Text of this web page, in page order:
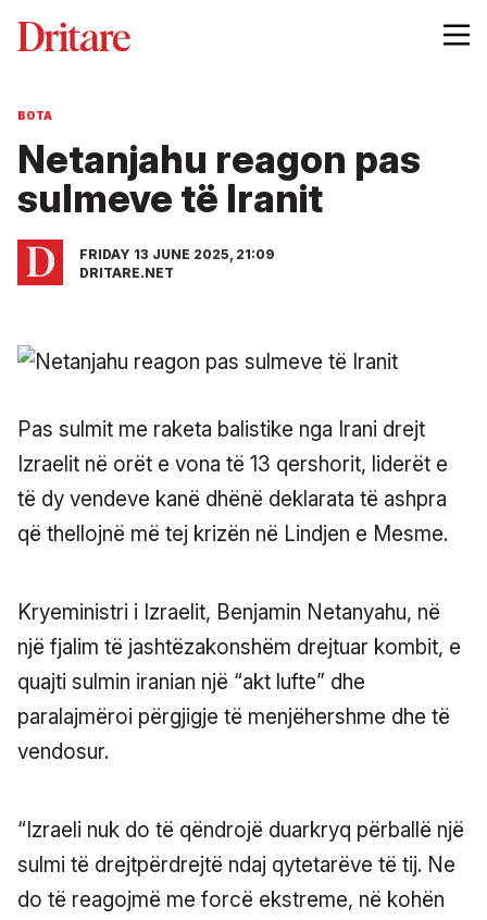
BOTA
Netanjahu reagon pas
sulmeve të Iranit
FRIDAY 13 JUNE 2025, 21:09
DRITARE.NET
Pas sulmit me raketa balistike nga Irani drejt
Izraelit në orët e vona të 13 qershorit, liderët e
të dy vendeve kanë dhënë deklarata të ashpra
që thellojnë më tej krizën në Lindjen e Mesme.
Kryeministri i Izraelit, Benjamin Netanyahu, në
një fjalim të jashtëzakonshëm drejtuar kombit, e
quajti sulmin iranian një “akt lufte” dhe
paralajmëroi përgjigje të menjëhershme dhe të
vendosur.
“Izraeli nuk do të qëndrojë duarkryq përballë një
sulmi të drejtpërdrejtë ndaj qytetarëve të tij. Ne
do të reagojmë me forcë ekstreme, në kohën